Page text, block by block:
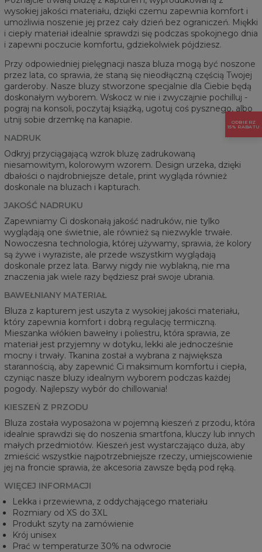
wysokiej jakości materiału, dzięki czemu zapewnia komfort i
umożliwia noszenie jej przez cały dzień bez ograniczeń. Miękki
i ciepły materiał idealnie sprawdzi się podczas spokojnego dnia
i zapewni poczucie komfortu, gdziekolwiek pójdziesz.
Przy odpowiedniej pielęgnacji nasza bluza mogą być noszone
przez lata, co sprawia, że staną się nieodłączną częścią Twojej
garderoby. Nasze bluzy stworzone specjalnie dla Ciebie będą
doskonałym wyborem. Wskocz w nie i zwyczajnie pochilluj -
pograj na konsoli, poczytaj książką, ugotuj coś pysznego, albo
utnij sobie drzemkę na kanapie.
NADRUK
Odkryj przyciągającą wzrok bluzę zadrukowaną
niesamowitym, kolorowym wzorem. Design urzeka, dzięki
dbałości o najdrobniejsze detale, print wygląda również
doskonale na bluzach i kapturach.
JAKOŚĆ NADRUKU
Zapewniamy Ci doskonałą jakość nadruków, nie tylko
wyglądają one świetnie, ale również są niezwykle trwałe.
Nowoczesna technologia, której używamy, sprawia, że kolory
są żywe i wyraziste, ale przede wszystkim wyglądają
doskonale przez lata. Barwy nigdy nie wyblakną, nie ma
znaczenia jak wiele razy będziesz prał swoje ubrania.
BAWEŁNIANY MATERIAŁ
Bluza z kapturem jest uszyta z wysokiej jakości materiału,
który zapewnia komfort i dobrą regulację termiczną.
Mieszanka włókien bawełny i poliestru, która sprawia, ze
materiał jest przyjemny w dotyku, lekki ale jednocześnie
mocny i trwały. Tkanina został a wybrana z największa
starannością, aby zapewnić Ci maksimum komfortu i ciepła,
czyniąc nasze bluzy idealnym wyborem podczas każdej
pogody. Najlepszy wybór do chillowania!
KIESZEŃ Z PRZODU
Bluza została wyposażona w pojemną kieszeń z przodu, która
idealnie sprawdzi się do noszenia smartfona, kluczy lub innych
małych przedmiotów. Kieszeń jest wystarczająco duża, aby
zmieścić wszystkie najpotrzebniejsze rzeczy, umiejscowienie
jej na froncie sprawia, że akcesoria zawsze będą pod ręką.
WIĘCEJ INFORMACJI
Lekka i przewiewna, z oddychającego materiału
Rozmiary od XS do 3XL
Produkt szyty na zamówienie
Krój unisex
Prać w temperaturze 30% na odwrocie
ODBIERZ
15% RABATU